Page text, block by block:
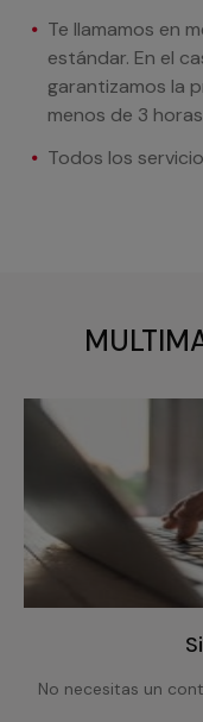
Te llamamos en
estándar. En el
garantizamos la
menos de 3
Todos los
No necesitas un